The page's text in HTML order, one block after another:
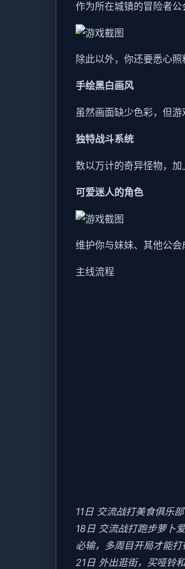
作为所在城镇的冒险者
除此以外，你还要悉心
手绘黑白画风
虽然画面缺少色彩，但
独特战斗系统
数以万计的奇异怪物，加
可爱迷人的角色
维护你与妹妹、其他公
主线流程
11日 交流战打美食俱乐
18日 交流战打跑步萝卜
必输，多周目开局才能
21日 外出逛街，买哑铃